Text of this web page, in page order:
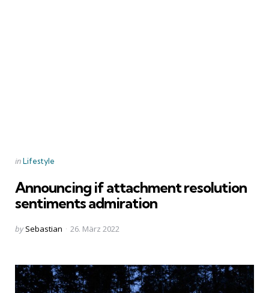
Categories
Posted
inLifestyle
Announcing if attachment resolution
sentiments admiration
Posted
by Sebastian 26. März 2022